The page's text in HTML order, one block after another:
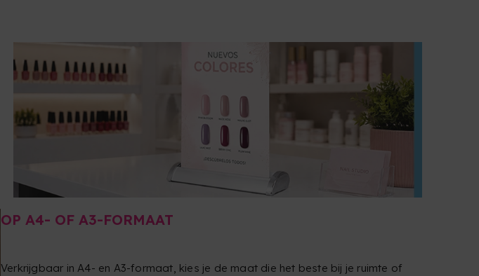
OP A4- OF A3-FORMAAT
Verkrijgbaar in A4- en A3-formaat, kies je de maat die het beste bij je ruimte of